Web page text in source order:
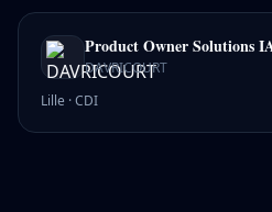
Product Owner Solutions
DAVRICOURT
Lille ·CDI